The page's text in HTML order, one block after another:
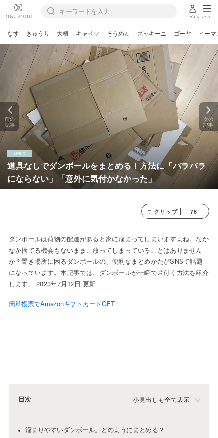
ログイン メニュー
なす きゅうり 大根 キャベツ そうめん ズッキーニ ゴーヤ ピーマ
道具なしでダンボールをまとめる！方法に「バラバラ
にならない」「意外に気付かなかった」
前の
記事
次の
記事
クリップ 76
ダンボールは荷物の配達があると家に溜まってしまいますよね。なか
なか捨てる機会もないまま、放ってしまっていることはありません
か？置き場所に困るダンボールの、便利なまとめかたがSNSで話題
になっています。本記事では、ダンボールが一瞬で片付く方法を紹介
します。 2023年7月12日 更新
簡単投票でAmazonギフトカードGET！
目次 小見出しも全て表示
溜まりやすいダンボール。どのようにまとめる？